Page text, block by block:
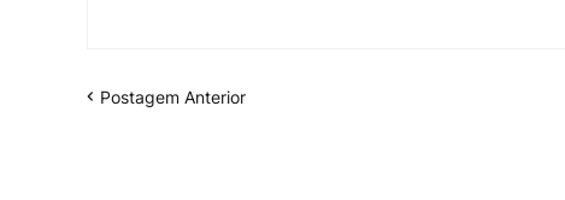
Postagem Anterior